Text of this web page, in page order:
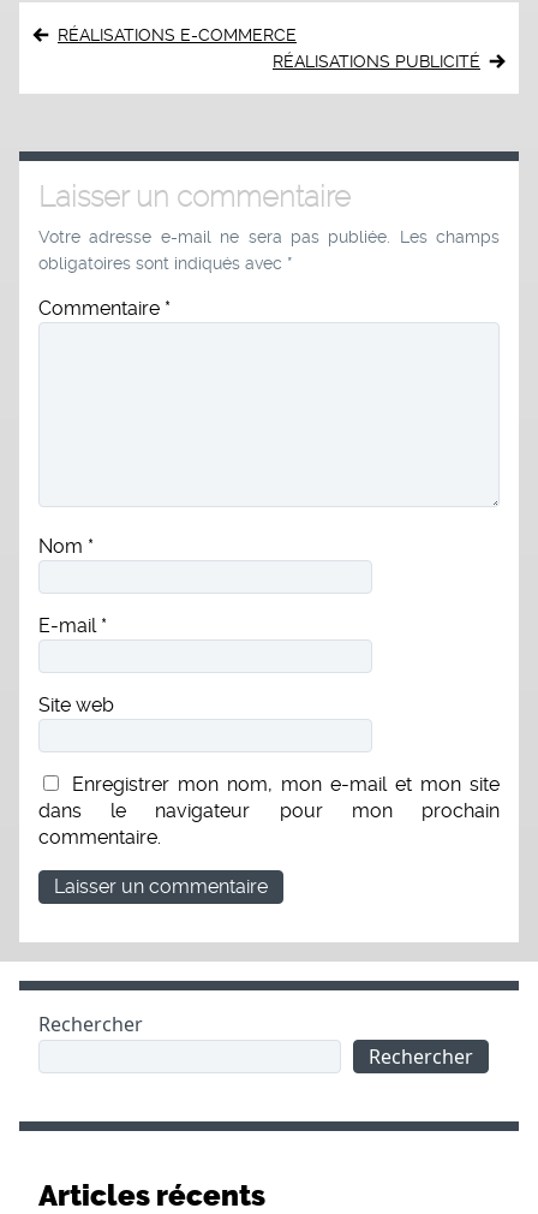
Navigation
de
l’article
RÉALISATIONS E-COMMERCE
RÉALISATIONS PUBLICITÉ
Laisser un commentaire
Votre adresse e-mail ne sera pas publiée.
Les champs
obligatoires sont indiqués avec *
Commentaire *
Nom *
E-mail *
Site web
Enregistrer mon nom, mon e-mail et mon site
dans le navigateur pour mon prochain
commentaire.
Rechercher
Rechercher
Articles récents